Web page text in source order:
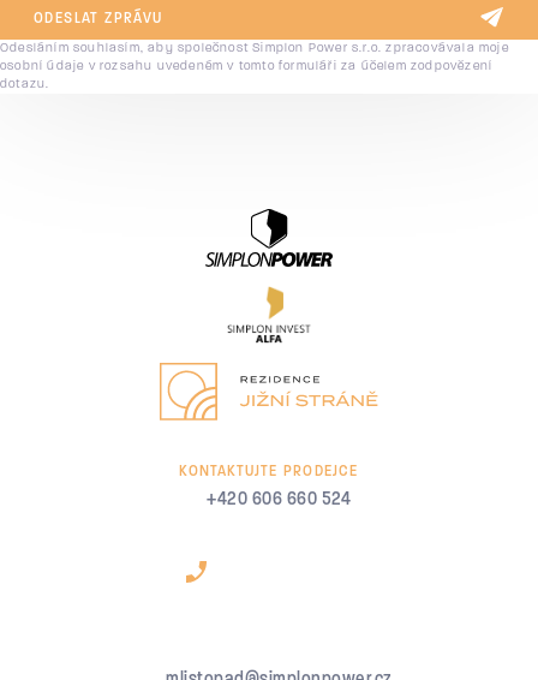
ODESLAT ZPRÁVU
Odesláním souhlasím, aby společnost Simplon Power s.r.o. zpracovávala moje
osobní údaje v rozsahu uvedeném v tomto formuláři za účelem zodpovězení
dotazu.
KONTAKTUJTE PRODEJCE
+420 606 660 524